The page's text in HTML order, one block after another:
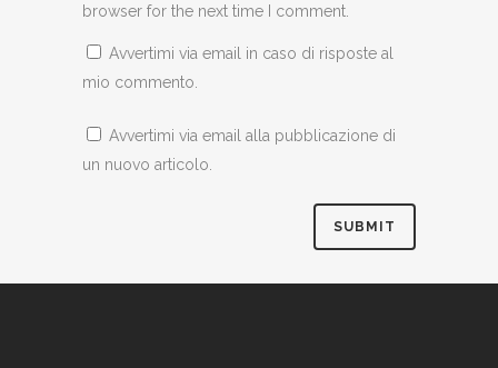
browser for the next time I comment.
Avvertimi via email in caso di risposte al
mio commento.
Avvertimi via email alla pubblicazione di
un nuovo articolo.